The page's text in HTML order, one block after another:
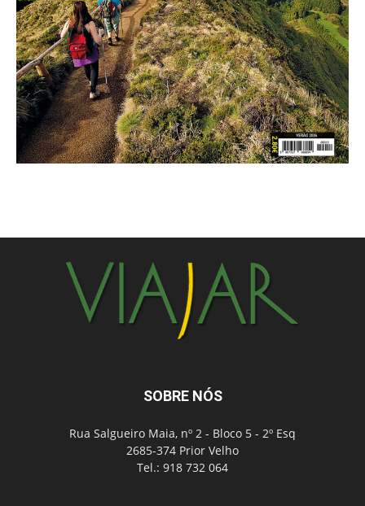
SOBRE NÓS
Rua Salgueiro Maia, nº 2 - Bloco 5 - 2º Esq
2685-374 Prior Velho
Tel.: 918 732 064